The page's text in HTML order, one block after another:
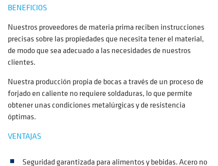
BENEFICIOS
Nuestros proveedores de materia prima reciben instrucciones
precisas sobre las propiedades que necesita tener el material,
de modo que sea adecuado a las necesidades de nuestros
clientes.
Nuestra producción propia de bocas a través de un proceso de
forjado en caliente no requiere soldaduras, lo que permite
obtener unas condiciones metalúrgicas y de resistencia
óptimas.
VENTAJAS
Seguridad garantizada para alimentos y bebidas. Acero no